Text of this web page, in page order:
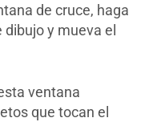
de cruce, haga
dibujo y mueva el
ventana
que tocan el